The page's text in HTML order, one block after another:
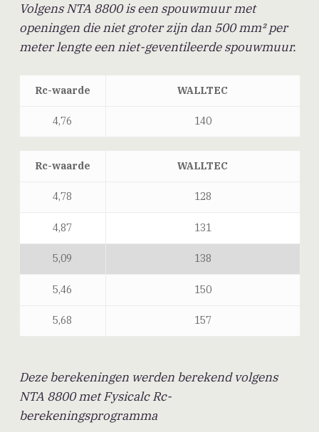
Volgens NTA 8800 is een spouwmuur met
openingen die niet groter zijn dan 500 mm² per
meter lengte een niet-geventileerde spouwmuur.
Rc-waarde WALLTEC
4,76 140
Rc-waarde WALLTEC
4,78 128
4,87 131
5,09 138
5,46 150
5,68 157
Deze berekeningen werden berekend volgens
NTA 8800 met Fysicalc Rc-
berekeningsprogramma